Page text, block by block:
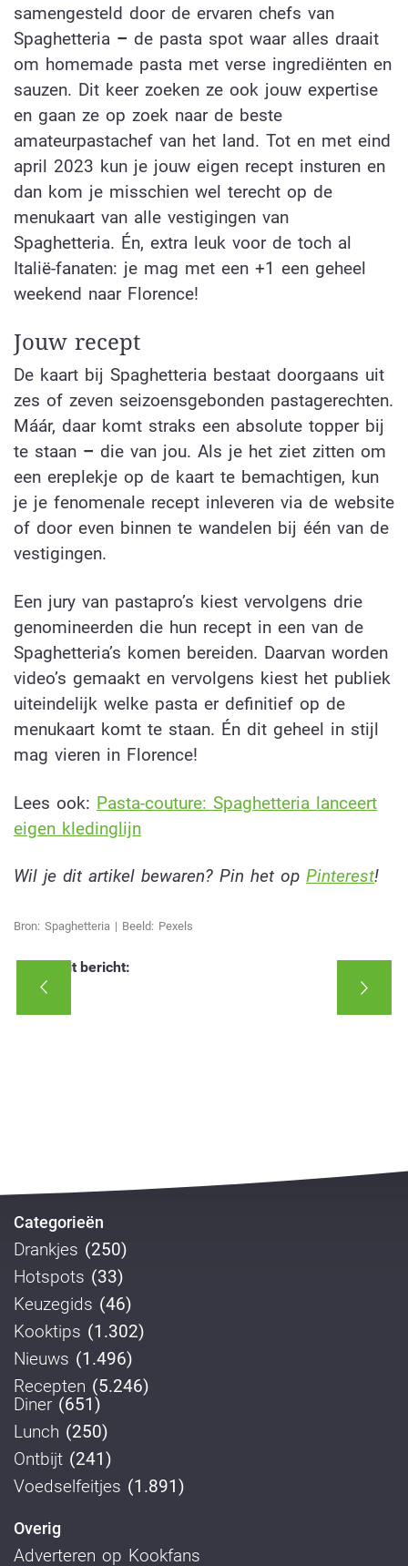
samengesteld door de ervaren chefs van
Spaghetteria – de pasta spot waar alles draait
om homemade pasta met verse ingrediënten en
sauzen. Dit keer zoeken ze ook jouw expertise
en gaan ze op zoek naar de beste
amateurpastachef van het land. Tot en met eind
april 2023 kun je jouw eigen recept insturen en
dan kom je misschien wel terecht op de
menukaart van alle vestigingen van
Spaghetteria. Én, extra leuk voor de toch al
Italië-fanaten: je mag met een +1 een geheel
weekend naar Florence!
Jouw recept
De kaart bij Spaghetteria bestaat doorgaans uit
zes of zeven seizoensgebonden pastagerechten.
Máár, daar komt straks een absolute topper bij
te staan – die van jou. Als je het ziet zitten om
een ereplekje op de kaart te bemachtigen, kun
je je fenomenale recept inleveren via de website
of door even binnen te wandelen bij één van de
vestigingen.
Een jury van pastapro’s kiest vervolgens drie
genomineerden die hun recept in een van de
Spaghetteria’s komen bereiden. Daarvan worden
video’s gemaakt en vervolgens kiest het publiek
uiteindelijk welke pasta er definitief op de
menukaart komt te staan. Én dit geheel in stijl
mag vieren in Florence!
Lees ook: Pasta-couture: Spaghetteria lanceert
eigen kledinglijn
Wil je dit artikel bewaren? Pin het op Pinterest!
Bron: Spaghetteria | Beeld: Pexels
Deel dit bericht:
Categorieën
Drankjes (250)
Hotspots (33)
Keuzegids (46)
Kooktips (1.302)
Nieuws (1.496)
Recepten (5.246)
Diner (651)
Lunch (250)
Ontbijt (241)
Voedselfeitjes (1.891)
Overig
Adverteren op Kookfans